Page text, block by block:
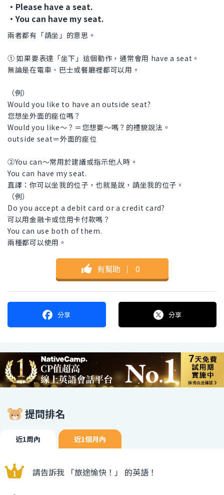
・Please have a seat.
・You can have my seat.
兩者都有「請坐」的意思。
① 如果要表達「坐下」這個動作，通常會用 have a seat。
無論是在電車、巴士或餐廳裡都可以用。
（例）
Would you like to have an outside seat?
您想坐外面的座位嗎？
Would you like〜？＝您想要～嗎？的禮貌說法。
outside seat＝外面的座位
②You can〜常用於建議或指示他人時。
You can have my seat.
直譯：你可以坐我的位子，也就是說，請坐我的位子。
（例）
Do you accept a debit card or a credit card?
可以用金融卡或信用卡付款嗎？
You can use both of them.
兩種都可以使用。
有幫助 ｜ 0
分享 分享
提問排名
近1周內 近1個月內
請告訴我 「旅途愉快！」 的英語！